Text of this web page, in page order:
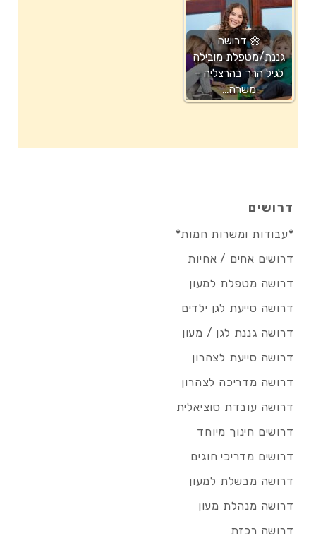
🌼 דרושה
גננת/מטפלת מובילה
לגיל הרך בהרצליה –
משרה…
דרושים
*עבודות ומשרות חמות*
דרושים אחים / אחיות
דרושה מטפלת למעון
דרושה סייעת לגן ילדים
דרושה גננת לגן / מעון
דרושה סייעת לצהרון
דרושה מדריכה לצהרון
דרושה עובדת סוציאלית
דרושים חינוך מיוחד
דרושים מדריכי חוגים
דרושה מבשלת למעון
דרושה מנהלת מעון
דרושה רכזת